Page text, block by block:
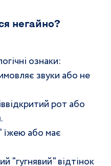
негайно?
ознаки:
звуки або не
рот або
їжею або має
"гугнявий" відтінок